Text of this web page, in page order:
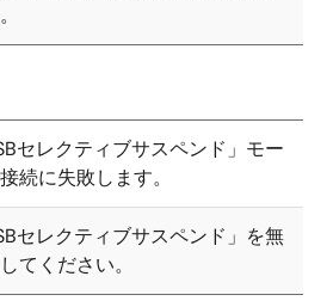
セレクティブサスペンド」モー
続に失敗します。
セレクティブサスペンド」を無
てください。